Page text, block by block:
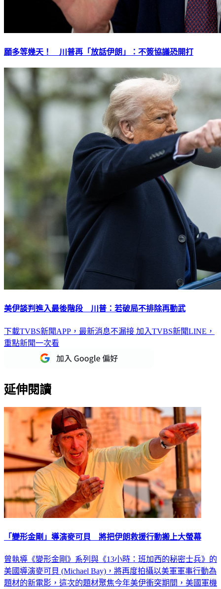
願多等幾天！ 川普再「放話伊朗」：不簽協議恐開打
美伊談判進入最後階段 川普：若破局不排除再動武
下載TVBS新聞APP，最新消息不漏接 加入TVBS新聞LINE，
重點新聞一次看
延伸閱讀
「變形金剛」導演麥可貝 將把伊朗救援行動搬上大螢幕
曾執導《變形金剛》系列與《13小時：班加西的秘密士兵》的
美國導演麥可貝 (Michael Bay)，將再度拍攝以美軍軍事行動為
題材的新電影，這次的題材聚焦今年美伊衝突期間，美國軍機